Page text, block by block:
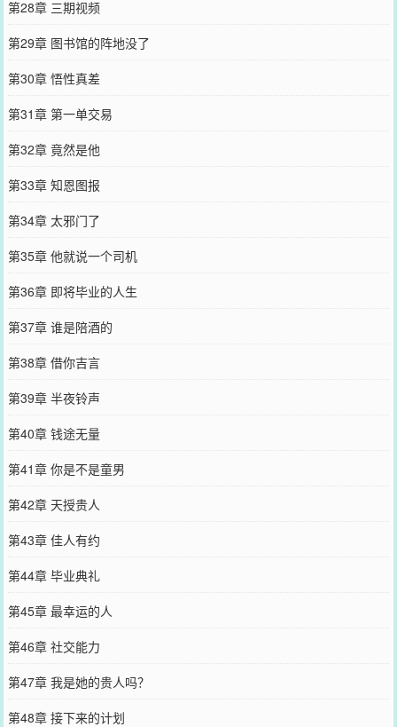
第28章 三期视频
第29章 图书馆的阵地没了
第30章 悟性真差
第31章 第一单交易
第32章 竟然是他
第33章 知恩图报
第34章 太邪门了
第35章 他就说一个司机
第36章 即将毕业的人生
第37章 谁是陪酒的
第38章 借你吉言
第39章 半夜铃声
第40章 钱途无量
第41章 你是不是童男
第42章 天授贵人
第43章 佳人有约
第44章 毕业典礼
第45章 最幸运的人
第46章 社交能力
第47章 我是她的贵人吗？
第48章 接下来的计划